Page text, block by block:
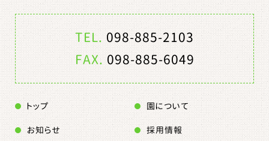
TEL.098-885-2103
FAX.098-885-6049
トップ 園について
お知らせ 採用情報